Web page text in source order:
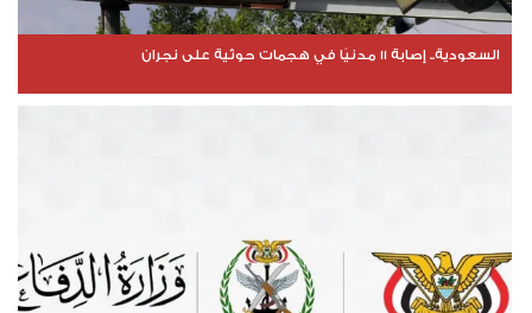
السعودية.. إصابة 11 مدنيًا في هجمات حوثية على نجران